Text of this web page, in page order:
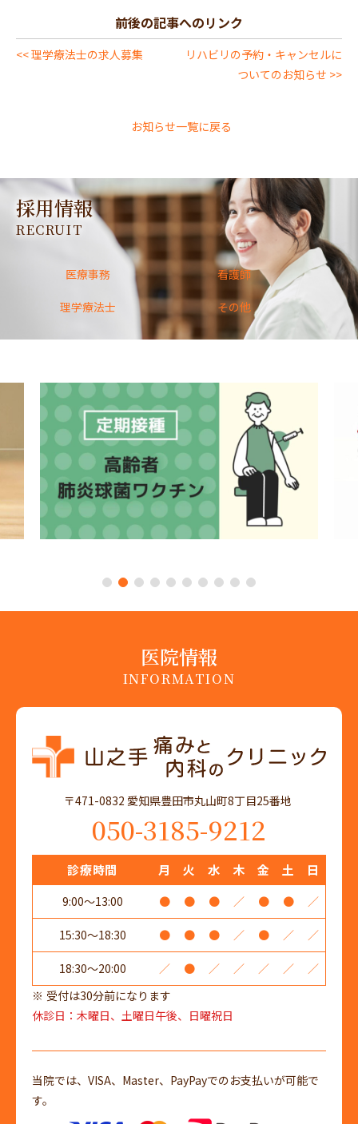
前後の記事へのリンク
<< 理学療法士の求人募集
リハビリの予約・キャンセルに
ついてのお知らせ >>
お知らせ一覧に戻る
採用情報
RECRUIT
医療事務 看護師
理学療法士 その他
1 2 3 4 5 6 7 8 9 10
医院情報
INFORMATION
〒471-0832 愛知県豊田市丸山町8丁目25番地
050-3185-9212
診療時間 月 火 水 木 金 土 日
9:00～13:00 ● ● ● ／ ● ● ／
15:30～18:30 ● ● ● ／ ● ／ ／
18:30～20:00 ／ ● ／ ／ ／ ／
／
受付は30分前になります
休診日：木曜日、土曜日午後、日曜祝日
当院では、VISA、Master、PayPayでのお支払いが可能で
す。